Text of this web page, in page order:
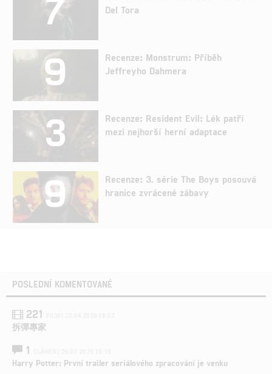
Del Tora
9
Recenze: Monstrum: Příběh
Jeffreyho Dahmera
3
Recenze: Resident Evil: Lék patří
mezi nejhorší herní adaptace
9
Recenze: 3. série The Boys posouvá
hranice zvrácené zábavy
POSLEDNÍ KOMENTOVANÉ
221
拆彈專家
1
Harry Potter: První trailer seriálového zpracování je venku